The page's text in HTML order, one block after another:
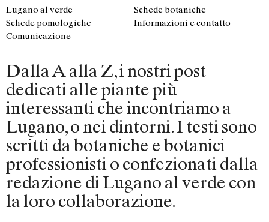
Lugano al verde
Schede botaniche
Schede pomologiche
Informazioni e contatto
Comunicazione
Dalla A alla Z, i nostri post
dedicati alle piante più
interessanti che incontriamo a
Lugano, o nei dintorni. I testi sono
scritti da botaniche e botanici
professionisti o confezionati dalla
redazione di Lugano al verde con
la loro collaborazione.